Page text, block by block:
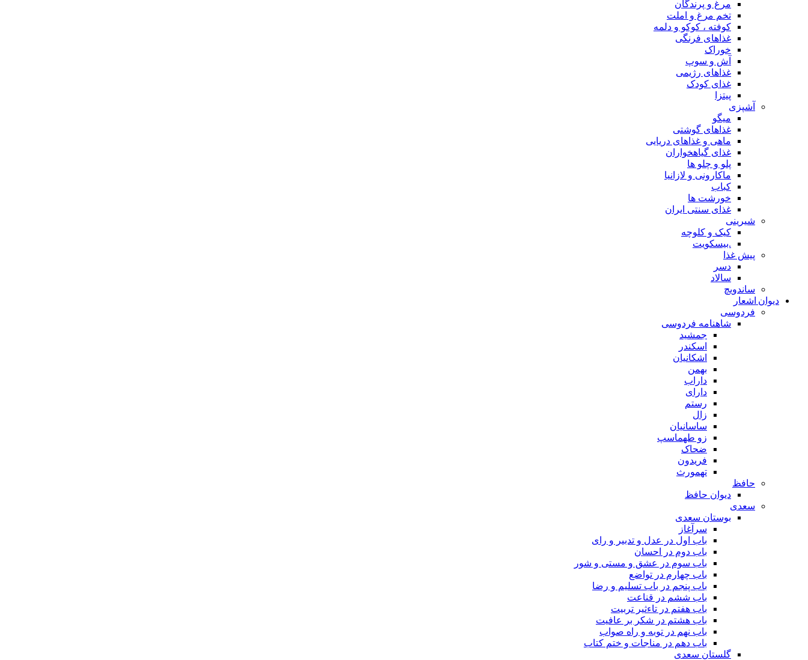
مرغ و پرندگان
تخم مرغ و املت
کوفته ، کوکو و دلمه
غذاهای فرنگی
خوراک
آش و سوپ
غذاهای رژیمی
غذای کودک
پیتزا
آشپزی
میگو
غذاهای گوشتی
ماهی و غذاهای دریایی
غذای گیاهخواران
پلو و چلو ها
ماکارونی و لازانیا
کباب
خورشت ها
غذای سنتی ایران
شیرینی
کیک و کلوچه
.بیسکویت
پیش غذا
دسر
سالاد
ساندویچ
دیوان اشعار
فردوسی
شاهنامه فردوسی
جمشید
اسکندر
اشکانیان
بهمن
داراب
دارای
رستم
زال
ساسانیان
زو طهماسپ‏
ضحاک
فریدون
تهمورث
حافظ
دیوان حافظ
سعدی
بوستان سعدی
سرآغاز
باب اول در عدل و تدبیر و رای
باب دوم در احسان
باب سوم در عشق و مستی و شور
باب چهارم در تواضع
باب پنجم در باب تسلیم و رضا
باب ششم در قناعت
باب هفتم در تاءثیر تربیت
باب هشتم در شکر بر عافیت
باب نهم در توبه و راه صواب
باب دهم در مناجات و ختم کتاب
گلستان سعدی